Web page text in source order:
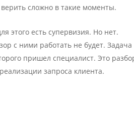
сложно в такие моменты.
этого есть супервизия. Но нет.
с ними работать не будет. Задача
пришел специалист. Это
запроса клиента.